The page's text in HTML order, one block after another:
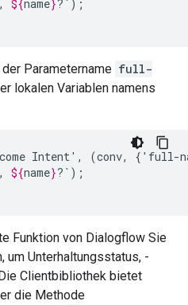
${name}?`);
Parametername full-
lokalen Variablen namens
Intent', (conv,
{'full-
${name}?`);
Funktion von Dialogflow Sie
um Unterhaltungsstatus, -
Clientbibliothek bietet
die Methode